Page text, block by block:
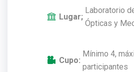
Lugar;
Laboratorio
Ópticas y
Cupo:
Mínimo 4,
participantes